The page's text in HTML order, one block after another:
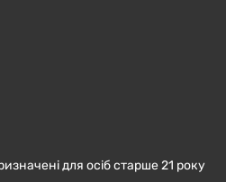
для осіб старше 21 року